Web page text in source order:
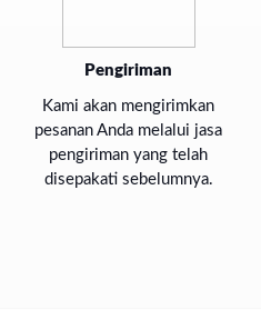
Pengiriman
Kami akan mengirimkan
pesanan Anda melalui jasa
pengiriman yang telah
disepakati sebelumnya.